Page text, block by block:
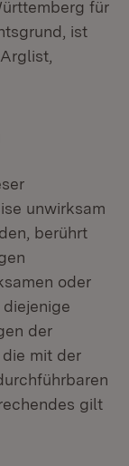
für
ist
unwirksam
berührt
oder
der
mit der
gilt